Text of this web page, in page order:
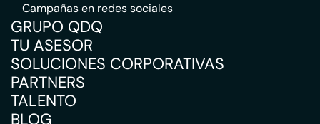
Campañas en redes sociales
GRUPO QDQ
TU ASESOR
SOLUCIONES CORPORATIVAS
PARTNERS
TALENTO
BLOG